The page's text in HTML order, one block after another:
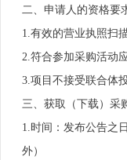
二、申请人的资格要
1.有效的营业执照扫
2.符合参加采购活动
3.项目不接受联合体
三、获取（下载）采
1.时间：发布公告之
外）